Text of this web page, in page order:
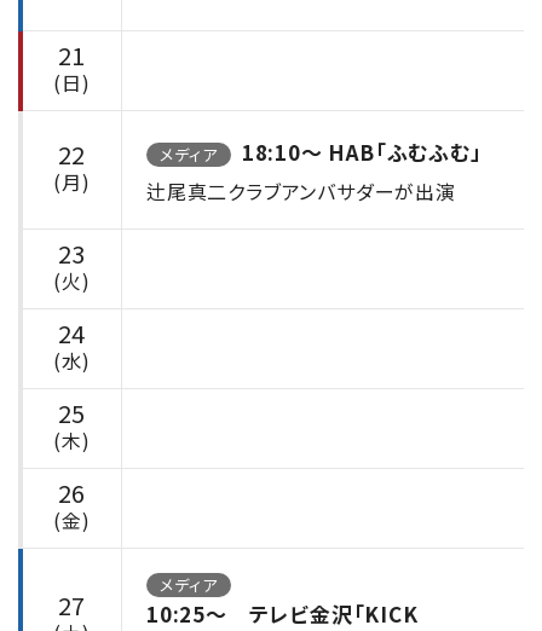
21
(日)
22
(月)
メディア 18:10〜 HAB「ふむふむ」
辻尾真二クラブアンバサダーが出演
23
(火)
24
(水)
25
(木)
26
(金)
27
メディア
10:25〜 テレビ金沢「KICK